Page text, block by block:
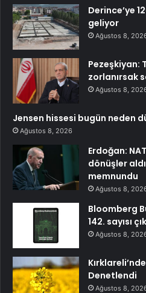
Derince’ye
geliyor
Ağustos 8,
Pezeşkiyan:
zorlanırsak
Ağustos 8,
Jensen hissesi bugün neden
Ağustos 8, 2026
Erdoğan:
dönüşler
memnundu
Ağustos 8,
Bloomberg
142. sayısı
Ağustos 8,
Denetlendi
Ağustos 8,